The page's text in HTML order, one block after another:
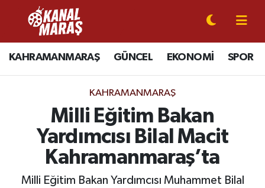
KAHRAMANMARAŞ GÜNCEL EKONOMİ SPOR
KAHRAMANMARAŞ
Milli Eğitim Bakan
Yardımcısı Bilal Macit
Kahramanmaraş’ta
Milli Eğitim Bakan Yardımcısı Muhammet Bilal
CANLI YAYIN
KAHRAMANMARAŞ
GÜNCEL
SPOR
SİYASET
Kahramanmaraş Nöbetçi Eczaneler
Kahramanmaraş Hava Durumu
Kahramanmaraş Namaz Vakitleri
Kahramanmaraş Trafik Yoğunluk Haritası
Süper Lig Puan Durumu ve Fikstür